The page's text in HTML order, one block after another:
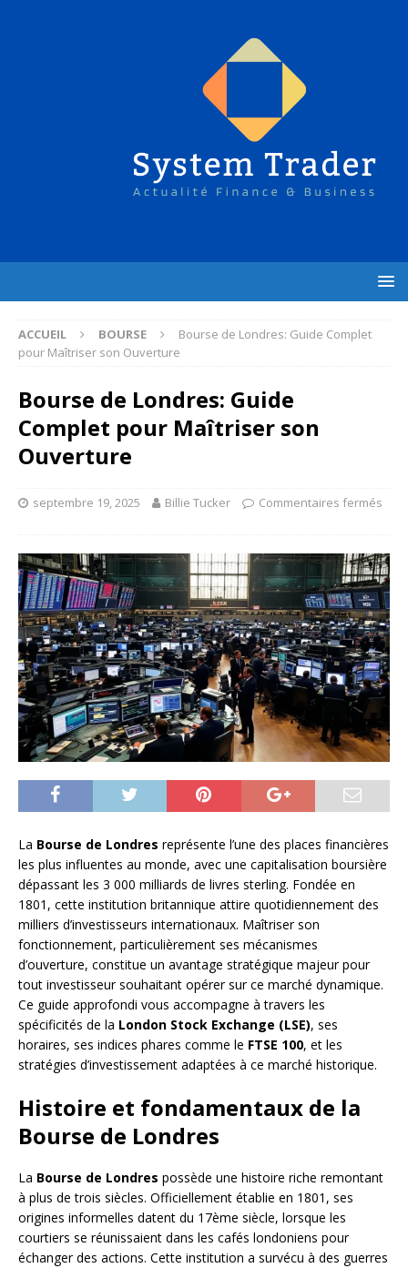
ACCUEIL BOURSE
Bourse de Londres: Guide Complet
pour Maîtriser son Ouverture
Bourse de Londres: Guide
Complet pour Maîtriser son
Ouverture
septembre 19, 2025 Billie Tucker Commentaires fermés
La Bourse de Londres représente l’une des places financières
les plus influentes au monde, avec une capitalisation boursière
dépassant les 3 000 milliards de livres sterling. Fondée en
1801, cette institution britannique attire quotidiennement des
milliers d’investisseurs internationaux. Maîtriser son
fonctionnement, particulièrement ses mécanismes
d’ouverture, constitue un avantage stratégique majeur pour
tout investisseur souhaitant opérer sur ce marché dynamique.
Ce guide approfondi vous accompagne à travers les
spécificités de la London Stock Exchange (LSE), ses
horaires, ses indices phares comme le FTSE 100, et les
stratégies d’investissement adaptées à ce marché historique.
Histoire et fondamentaux de la
Bourse de Londres
La Bourse de Londres possède une histoire riche remontant
à plus de trois siècles. Officiellement établie en 1801, ses
origines informelles datent du 17ème siècle, lorsque les
courtiers se réunissaient dans les cafés londoniens pour
échanger des actions. Cette institution a survécu à des guerres